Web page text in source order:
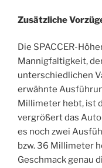
Zusätzliche
Die SPACCER-
Mannigfaltigkeit,
unterschiedlichen
erwähnte
Millimeter hebt, ist
vergrößert das
es noch zwei
bzw. 36 Millimeter
Geschmack genau